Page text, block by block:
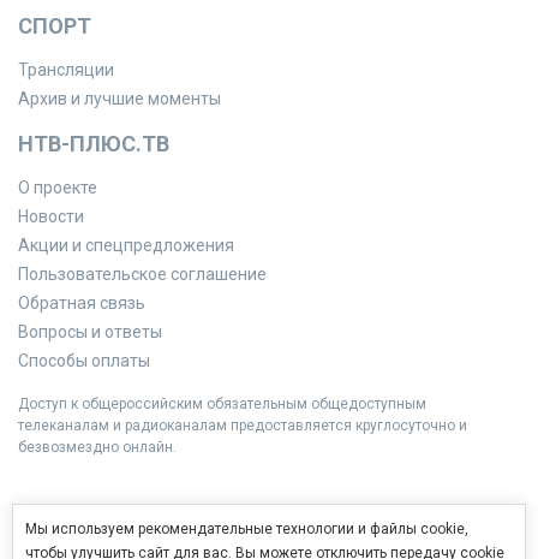
СПОРТ
Трансляции
Архив и лучшие моменты
НТВ-ПЛЮС.ТВ
О проекте
Новости
Акции и спецпредложения
Пользовательское соглашение
Обратная связь
Вопросы и ответы
Способы оплаты
Доступ к общероссийским обязательным общедоступным
телеканалам и радиоканалам предоставляется круглосуточно и
безвозмездно онлайн.
Мы используем рекомендательные технологии и файлы cookie,
чтобы улучшить сайт для вас. Вы можете отключить передачу cookie